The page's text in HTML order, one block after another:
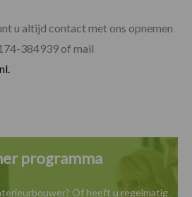
u altijd contact met ons opnemen
384939 of mail
programma
Of heeft u regelmatig